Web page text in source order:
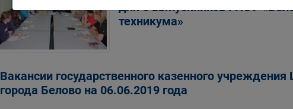
для 6 выпускников ГПОУ
техникума»
Вакансии государственного казенного учреждения
города Белово на 06.06.2019 года